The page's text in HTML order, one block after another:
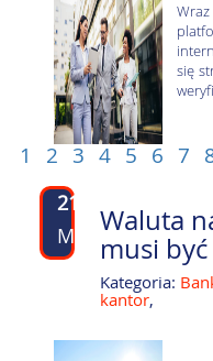
się
21
MAR Waluta
musi
Kategoria:
kantor,
1 2 3 4 5 6 7